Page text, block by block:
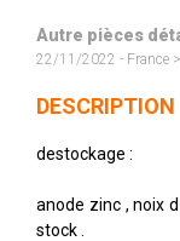
Autre pièces
22/11/2022 - France
DESCRIPTION
destockage :
anode zinc , noix
stock .